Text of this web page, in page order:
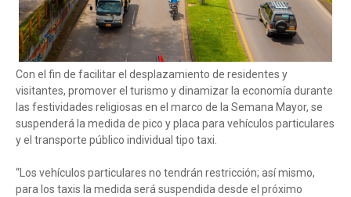
Con el fin de facilitar el desplazamiento de residentes y
visitantes, promover el turismo y dinamizar la economía durante
las festividades religiosas en el marco de la Semana Mayor, se
suspenderá la medida de pico y placa para vehículos particulares
y el transporte público individual tipo taxi.
“Los vehículos particulares no tendrán restricción; así mismo,
para los taxis la medida será suspendida desde el próximo